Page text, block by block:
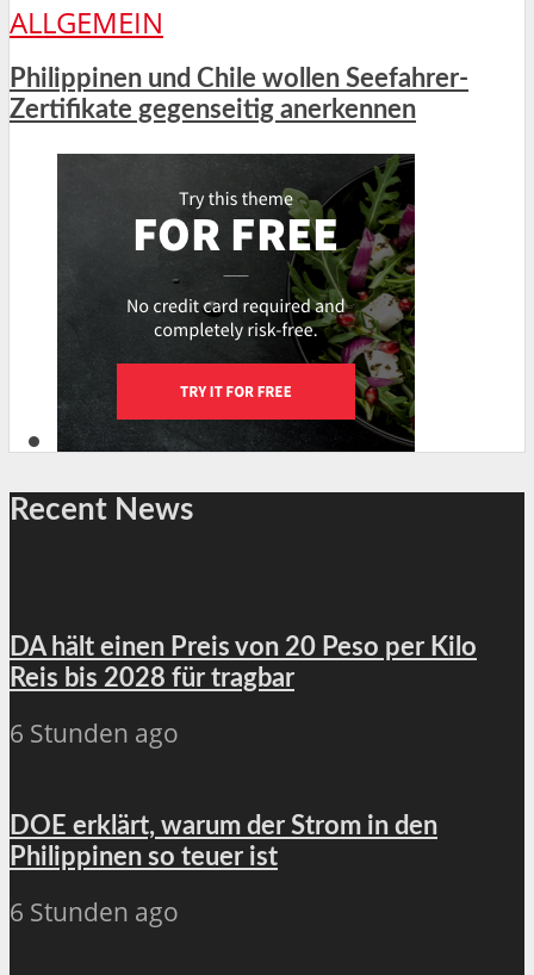
ALLGEMEIN
Philippinen und Chile wollen Seefahrer-
Zertifikate gegenseitig anerkennen
Recent News
DA hält einen Preis von 20 Peso per Kilo
Reis bis 2028 für tragbar
6 Stunden ago
DOE erklärt, warum der Strom in den
Philippinen so teuer ist
6 Stunden ago